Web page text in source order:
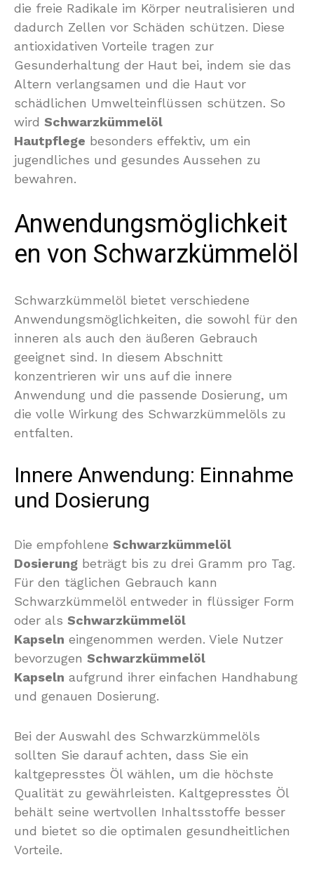
die freie Radikale im Körper neutralisieren und
dadurch Zellen vor Schäden schützen. Diese
antioxidativen Vorteile tragen zur
Gesunderhaltung der Haut bei, indem sie das
Altern verlangsamen und die Haut vor
schädlichen Umwelteinflüssen schützen. So
wird Schwarzkümmelöl
Hautpflege besonders effektiv, um ein
jugendliches und gesundes Aussehen zu
bewahren.
Anwendungsmöglichkeit
en von Schwarzkümmelöl
Schwarzkümmelöl bietet verschiedene
Anwendungsmöglichkeiten, die sowohl für den
inneren als auch den äußeren Gebrauch
geeignet sind. In diesem Abschnitt
konzentrieren wir uns auf die innere
Anwendung und die passende Dosierung, um
die volle Wirkung des Schwarzkümmelöls zu
entfalten.
Innere Anwendung: Einnahme
und Dosierung
Die empfohlene Schwarzkümmelöl
Dosierung beträgt bis zu drei Gramm pro Tag.
Für den täglichen Gebrauch kann
Schwarzkümmelöl entweder in flüssiger Form
oder als Schwarzkümmelöl
Kapseln eingenommen werden. Viele Nutzer
bevorzugen Schwarzkümmelöl
Kapseln aufgrund ihrer einfachen Handhabung
und genauen Dosierung.
Bei der Auswahl des Schwarzkümmelöls
sollten Sie darauf achten, dass Sie ein
kaltgepresstes Öl wählen, um die höchste
Qualität zu gewährleisten. Kaltgepresstes Öl
behält seine wertvollen Inhaltsstoffe besser
und bietet so die optimalen gesundheitlichen
Vorteile.